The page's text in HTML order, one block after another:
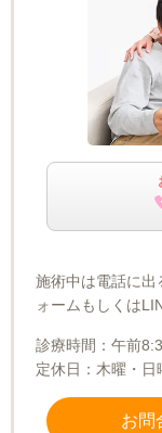
施術中は電話に出
ォームもしくは
診療時間：午前
定休日：木曜・日
お問